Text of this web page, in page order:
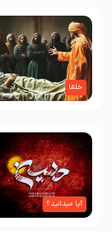
خلفا
آیا میدانید؟